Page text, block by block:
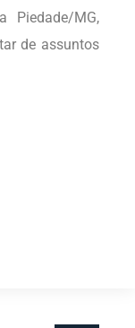
Piedade/MG,
de assuntos